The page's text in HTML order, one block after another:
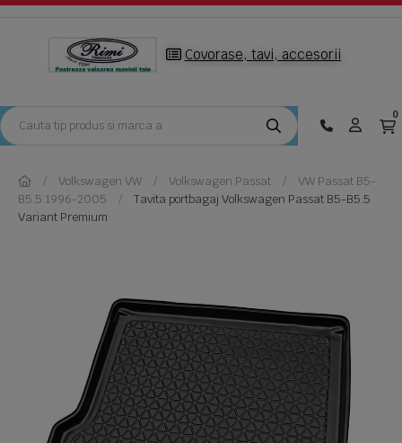
Covorase, tavi, accesorii
0
Volkswagen VW Volkswagen Passat
VW Passat B5-
B5.5 1996-2005
Tavita portbagaj Volkswagen Passat B5-B5.5
Variant Premium